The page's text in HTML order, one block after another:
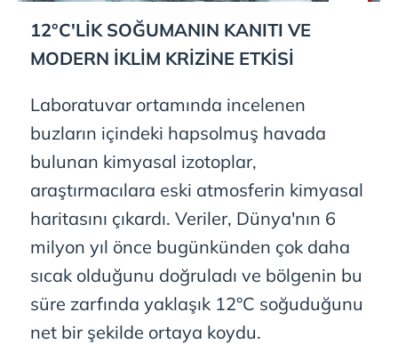
12°C'LİK SOĞUMANIN KANITI VE
MODERN İKLİM KRİZİNE ETKİSİ
Laboratuvar ortamında incelenen
buzların içindeki hapsolmuş havada
bulunan kimyasal izotoplar,
araştırmacılara eski atmosferin kimyasal
haritasını çıkardı. Veriler, Dünya'nın 6
milyon yıl önce bugünkünden çok daha
sıcak olduğunu doğruladı ve bölgenin bu
süre zarfında yaklaşık 12°C soğuduğunu
net bir şekilde ortaya koydu.